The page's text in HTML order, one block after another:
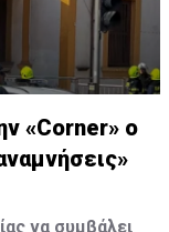
«Corner» o
να συμβάλει